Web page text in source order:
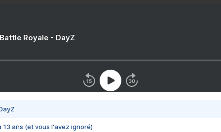
Royale - DayZ
13 ans (et vous l'avez ignoré)